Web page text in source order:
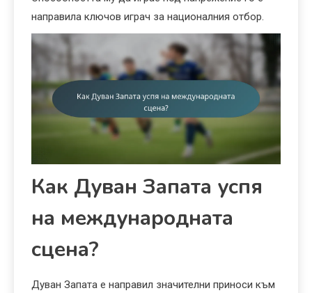
направила ключов играч за националния отбор.
Как Дуван Запата успя
на международната
сцена?
Дуван Запата е направил значителни приноси към